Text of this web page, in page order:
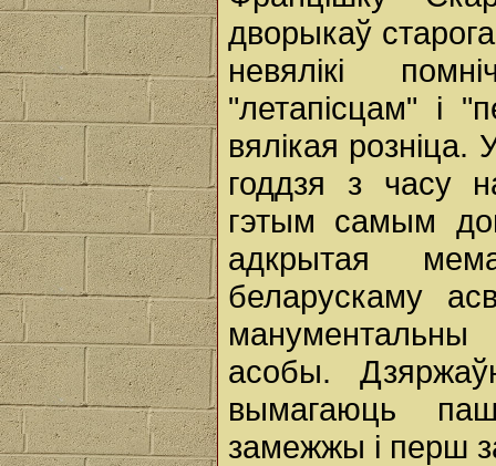
дворыкаў
невялікі
"летапісцам" і
вялікая
годдзя з часу
гэтым самым
адкрытая
беларускаму
манументальны
асобы.
вымагаюць
замежжы і перш